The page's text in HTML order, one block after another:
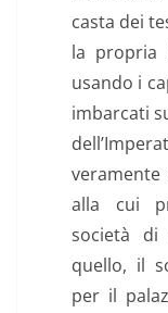
casta dei
la propria
usando i
imbarcati
alla cui
società di
quello, il
per il